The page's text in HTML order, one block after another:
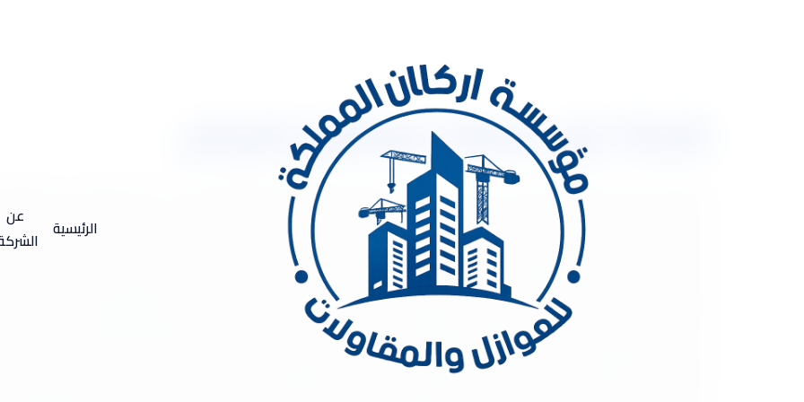
الرئيسية
عن
شركة عزل حمامات ومطابخ بالرياض
شركة عزل حمامات ومطابخ بالرياض شركة عزل حمامات ومطابخ والتي تعد أهم الأمور التي يجب اللجوء إليها في حالة وجود
مخاطر ومشاكل كبيرة تعمل على الخراب، ولذلك تعد من اهم الشركات وأفضلها في ذلك المجال، والسبب في ذلك هو
الشركات الأخرى. هناك العديد من المشاكل الخطيرة التي تظهر عن وجود تسريبات في المطابخ والحمامات، والتي يجب عليك
وذلك لحماية المنزل من الانهيار وجعله يعيش لأطول فتره ممكنه، ولكن السؤال هنا يأتي: ما هي أسباب التسريب؟ الجواب
وجود تأكل في مواسير الصرف الصحي. تساقط في دهانات الأسقف والجدران. تفكك في السراميك ووجود مياه أسفل الأحواض
معتمدة. حدوث تلف في الحنفيات والوصلات العمومية للمياه. تأكل المواسير من الصدأ وحدوث شروخ وتشققات. وجود تسربات
ناتجة عن الأسطح بسبب تراكم المياه وعدم إزالتها تلف مواسير الصرف الخاصة بالحمامات والمطابخ وعدم تغيرها. استخدام
معالجة تلك الأمور بعناية شديدة، من أجل السيطرة على المشكلة بسهولة دون وجود عواقب تضر بالمنزل، لذلك نستخدم أفضل